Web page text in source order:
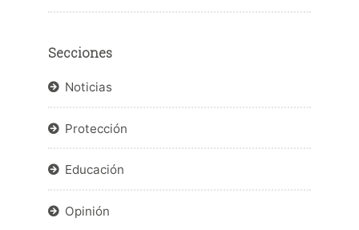
Secciones
Noticias
Protección
Educación
Opinión